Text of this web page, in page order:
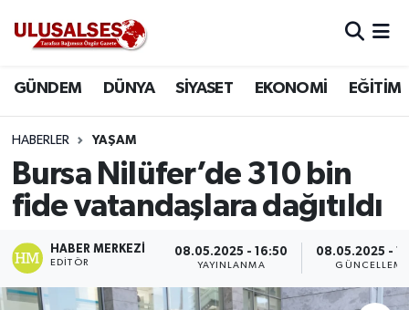
GÜNDEM DÜNYA SİYASET EKONOMİ EĞİTİM
HABERLER YAŞAM
Bursa Nilüfer’de 310 bin
fide vatandaşlara dağıtıldı
HABER MERKEZI
EDITÖR
08.05.2025 - 16:50
YAYINLANMA
08.05.2025 -
GÜNCELLEME
DÜNYA
SİYASET
EKONOMİ
EĞİTİM
SAĞLIK
Trafik Durumu
Süper Lig Puan Durumu ve Fikstür
Tüm Manşetler
Son Dakika Haberleri
Haber Arşivi